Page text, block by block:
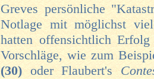
Greves persönliche
Notlage mit möglichst
hatten offensichtlich
Vorschläge, wie zum
(30)oder Flaubert's